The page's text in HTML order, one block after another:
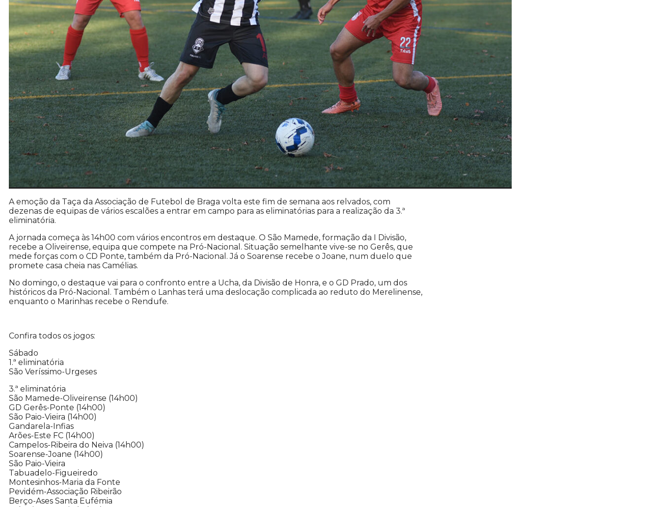
A emoção da Taça da Associação de Futebol de Braga volta este fim de semana aos relvados, com
dezenas de equipas de vários escalões a entrar em campo para as eliminatórias para a realização da 3.ª
eliminatória.
A jornada começa às 14h00 com vários encontros em destaque. O São Mamede, formação da I Divisão,
recebe a Oliveirense, equipa que compete na Pró-Nacional. Situação semelhante vive-se no Gerês, que
mede forças com o CD Ponte, também da Pró-Nacional. Já o Soarense recebe o Joane, num duelo que
promete casa cheia nas Camélias.
No domingo, o destaque vai para o confronto entre a Ucha, da Divisão de Honra, e o GD Prado, um dos
históricos da Pró-Nacional. Também o Lanhas terá uma deslocação complicada ao reduto do Merelinense,
enquanto o Marinhas recebe o Rendufe.
Confira todos os jogos:
Sábado
1.ª eliminatória
São Veríssimo-Urgeses
3.ª eliminatória
São Mamede-Oliveirense (14h00)
GD Gerês-Ponte (14h00)
São Paio-Vieira (14h00)
Gandarela-Infias
Arões-Este FC (14h00)
Campelos-Ribeira do Neiva (14h00)
Soarense-Joane (14h00)
São Paio-Vieira
Tabuadelo-Figueiredo
Montesinhos-Maria da Fonte
Pevidém-Associação Ribeirão
Berço-Ases Santa Eufémia